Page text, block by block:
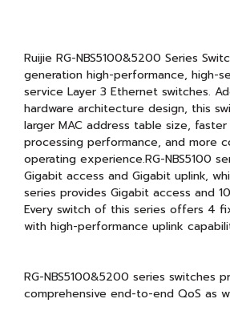
Ruijie RG-NBS5100&5200 Series
generation high-performance, high-
service Layer 3 Ethernet switches.
hardware architecture design, this
larger MAC address table size, faster
processing performance, and more
operating experience.RG-NBS5100
Gigabit access and Gigabit uplink,
series provides Gigabit access and
Every switch of this series offers 4
with high-performance uplink
RG-NBS5100&5200 series switches
comprehensive end-to-end QoS as